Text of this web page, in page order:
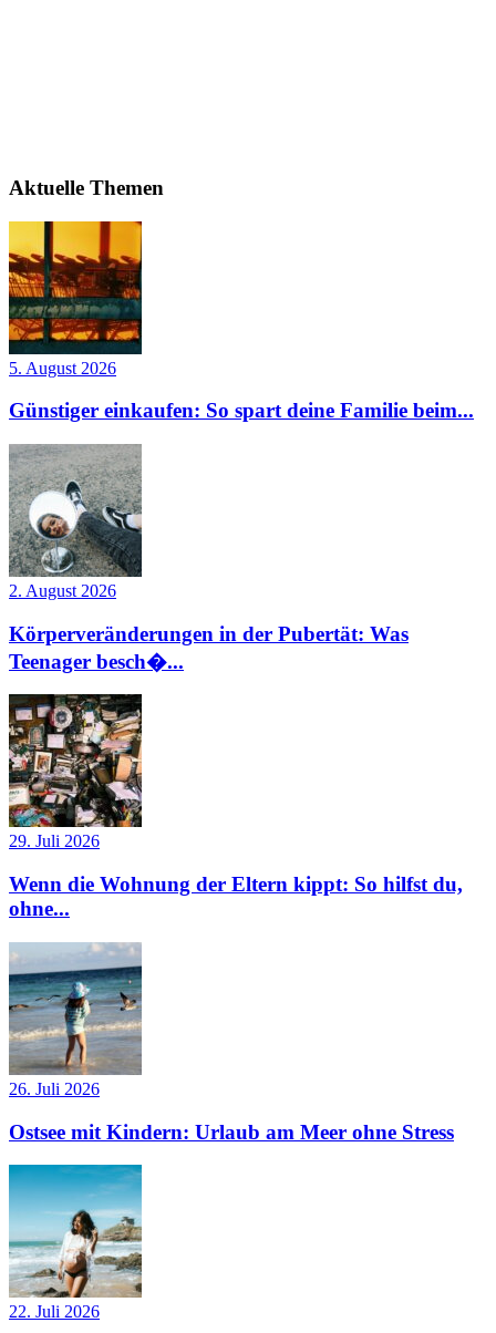
Aktuelle Themen
5. August 2026
Günstiger einkaufen: So spart deine Familie beim...
2. August 2026
Körperveränderungen in der Pubertät: Was
Teenager besch�...
29. Juli 2026
Wenn die Wohnung der Eltern kippt: So hilfst du,
ohne...
26. Juli 2026
Ostsee mit Kindern: Urlaub am Meer ohne Stress
22. Juli 2026